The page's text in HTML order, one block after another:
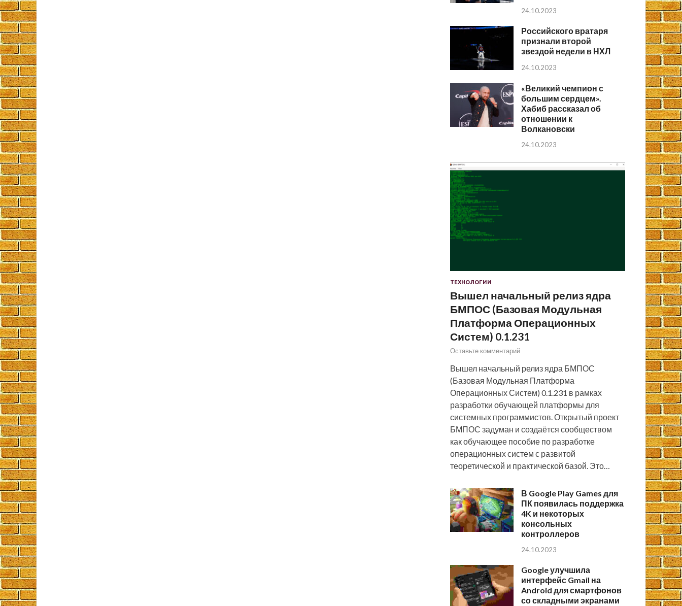
24.10.2023
Российского вратаря
признали второй
звездой недели в НХЛ
24.10.2023
«Великий чемпион с
большим сердцем».
Хабиб рассказал об
отношении к
Волкановски
24.10.2023
ТЕХНОЛОГИИ
Вышел начальный релиз ядра
БМПОС (Базовая Модульная
Платформа Операционных
Систем) 0.1.231
Оставьте комментарий
Вышел начальный релиз ядра БМПОС
(Базовая Модульная Платформа
Операционных Систем) 0.1.231 в рамках
разработки обучающей платформы для
системных программистов. Открытый проект
БМПОС задуман и создаётся сообществом
как обучающее пособие по разработке
операционных систем с развитой
теоретической и практической базой. Это…
В Google Play Games для
ПК появилась поддержка
4K и некоторых
консольных
контроллеров
24.10.2023
Google улучшила
интерфейс Gmail на
Android для смартфонов
со складными экранами